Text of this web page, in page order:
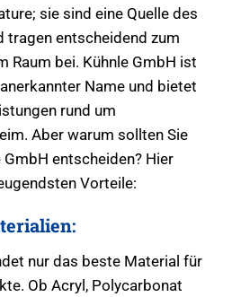
sie sind eine Quelle des
tragen entscheidend zum
Raum bei. Kühnle GmbH ist
Name und bietet
rund um
Aber warum sollten Sie
entscheiden? Hier
Vorteile:
nur das beste Material für
Ob Acryl, Polycarbonat